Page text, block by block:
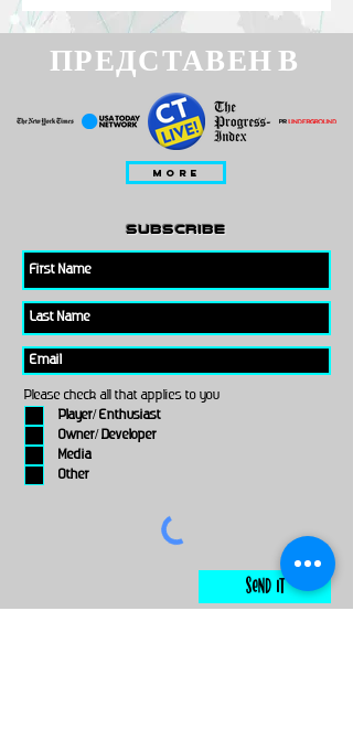
ПРЕДСТАВЕН В
MORE
subscribe
Please check all that applies to you
Player/ Enthusiast
Owner/ Developer
Media
Other
Send It